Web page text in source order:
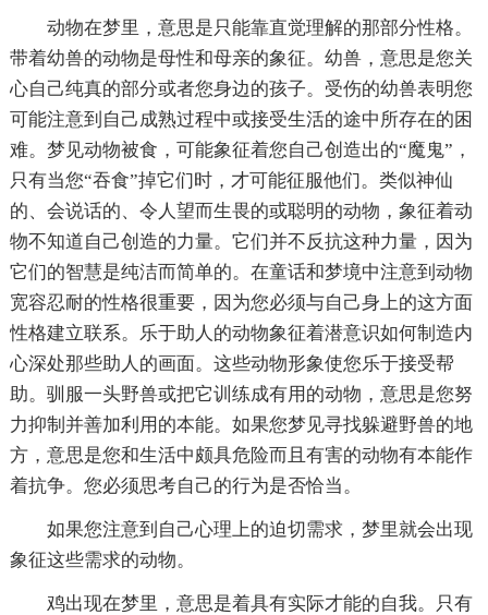
动物在梦里，意思是只能靠直觉理解的那部分性格。
带着幼兽的动物是母性和母亲的象征。幼兽，意思是您关
心自己纯真的部分或者您身边的孩子。受伤的幼兽表明您
可能注意到自己成熟过程中或接受生活的途中所存在的困
难。梦见动物被食，可能象征着您自己创造出的“魔鬼”，
只有当您“吞食”掉它们时，才可能征服他们。类似神仙
的、会说话的、令人望而生畏的或聪明的动物，象征着动
物不知道自己创造的力量。它们并不反抗这种力量，因为
它们的智慧是纯洁而简单的。在童话和梦境中注意到动物
宽容忍耐的性格很重要，因为您必须与自己身上的这方面
性格建立联系。乐于助人的动物象征着潜意识如何制造内
心深处那些助人的画面。这些动物形象使您乐于接受帮
助。驯服一头野兽或把它训练成有用的动物，意思是您努
力抑制并善加利用的本能。如果您梦见寻找躲避野兽的地
方，意思是您和生活中颇具危险而且有害的动物有本能作
着抗争。您必须思考自己的行为是否恰当。
如果您注意到自己心理上的迫切需求，梦里就会出现
象征这些需求的动物。
鸡出现在梦里，意思是着具有实际才能的自我。只有